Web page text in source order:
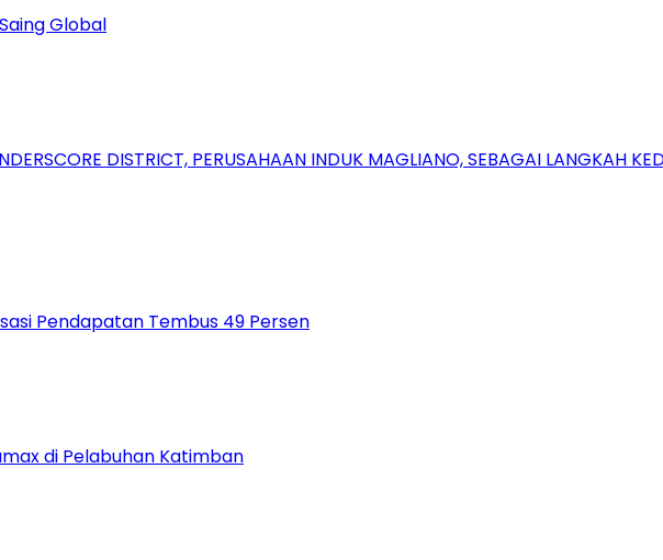
Global
DISTRICT, PERUSAHAAN INDUK MAGLIANO, SEBAGAI LANGKAH
Pendapatan Tembus 49 Persen
di Pelabuhan Katimban